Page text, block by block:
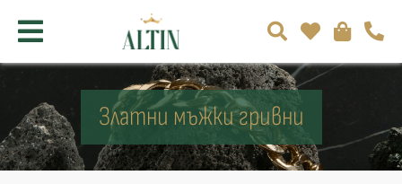
Златни мъжки гривни